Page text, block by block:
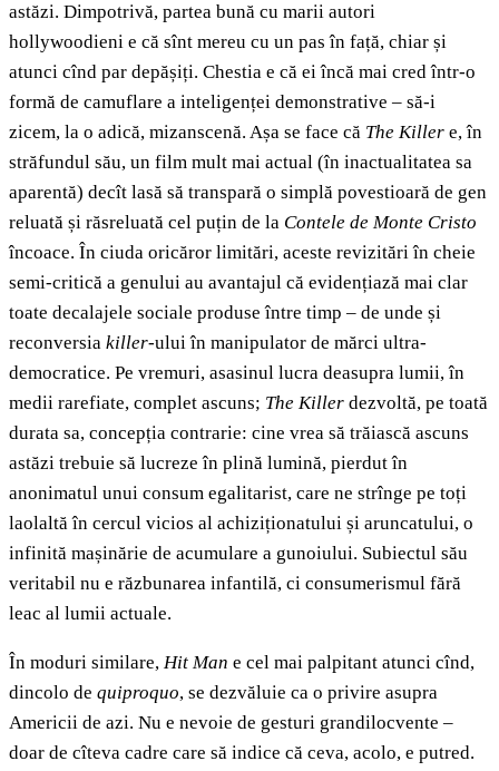
astăzi. Dimpotrivă, partea bună cu marii autori
hollywoodieni e că sînt mereu cu un pas în față, chiar și
atunci cînd par depășiți. Chestia e că ei încă mai cred într-o
formă de camuflare a inteligenței demonstrative – să-i
zicem, la o adică, mizanscenă. Așa se face că The Killer e, în
străfundul său, un film mult mai actual (în inactualitatea sa
aparentă) decît lasă să transpară o simplă povestioară de gen
reluată și răsreluată cel puțin de la Contele de Monte Cristo
încoace. În ciuda oricăror limitări, aceste revizitări în cheie
semi-critică a genului au avantajul că evidențiază mai clar
toate decalajele sociale produse între timp – de unde și
reconversia killer-ului în manipulator de mărci ultra-
democratice. Pe vremuri, asasinul lucra deasupra lumii, în
medii rarefiate, complet ascuns; The Killer dezvoltă, pe toată
durata sa, concepția contrarie: cine vrea să trăiască ascuns
astăzi trebuie să lucreze în plină lumină, pierdut în
anonimatul unui consum egalitarist, care ne strînge pe toți
laolaltă în cercul vicios al achiziționatului și aruncatului, o
infinită mașinărie de acumulare a gunoiului. Subiectul său
veritabil nu e răzbunarea infantilă, ci consumerismul fără
leac al lumii actuale.
În moduri similare, Hit Man e cel mai palpitant atunci cînd,
dincolo de quiproquo, se dezvăluie ca o privire asupra
Americii de azi. Nu e nevoie de gesturi grandilocvente –
doar de cîteva cadre care să indice că ceva, acolo, e putred.